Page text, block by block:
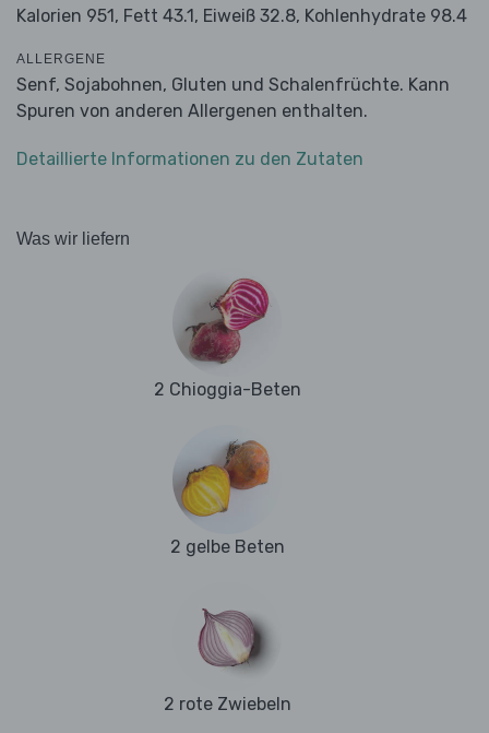
Kalorien 951, Fett 43.1, Eiweiß 32.8, Kohlenhydrate 98.4
ALLERGENE
Senf, Sojabohnen, Gluten und Schalenfrüchte. Kann
Spuren von anderen Allergenen enthalten.
Detaillierte Informationen zu den Zutaten
Was wir liefern
2 Chioggia-Beten
2 gelbe Beten
2 rote Zwiebeln